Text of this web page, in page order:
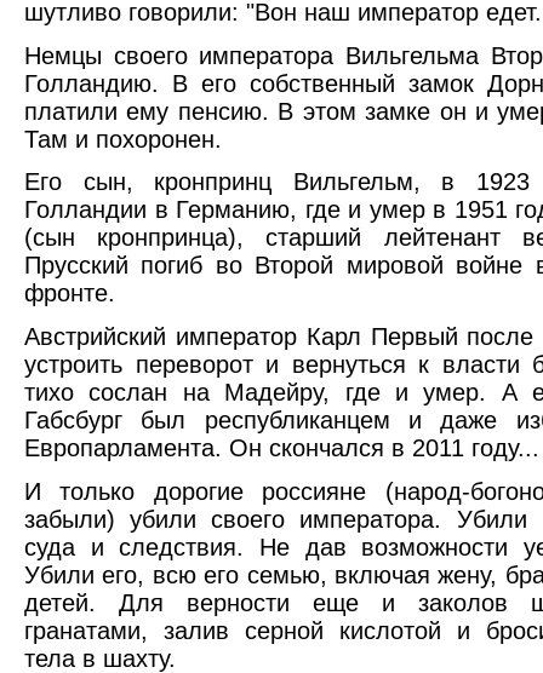
шутливо говорили: "Вон наш император
Немцы своего императора Вильгельма
Голландию. В его собственный замок
платили ему пенсию. В этом замке он и
Там и похоронен.
Его сын, кронпринц Вильгельм, в 1923
Голландии в Германию, где и умер в 1951
(сын кронпринца), старший лейтенант
Прусский погиб во Второй мировой
фронте.
Австрийский император Карл Первый после
устроить переворот и вернуться к
тихо сослан на Мадейру, где и умер. А
Габсбург был республиканцем и даже
Европарламента. Он скончался в 2011 году...
И только дорогие россияне (народ-
забыли) убили своего императора. Убили
суда и следствия. Не дав возможности
Убили его, всю его семью, включая жену,
детей. Для верности еще и заколов
гранатами, залив серной кислотой и
тела в шахту.